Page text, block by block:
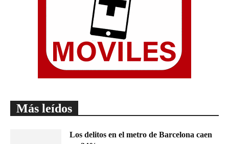
Más leídos
Los delitos en el metro de Barcelona caen